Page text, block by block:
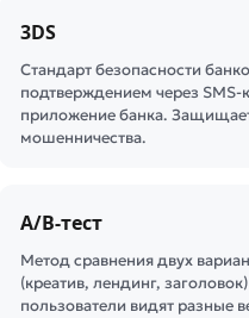
3DS
Стандарт безопасности
подтверждением через SMS-
приложение банка.
мошенничества.
A/B-тест
Метод сравнения двух
(креатив, лендинг,
пользователи видят разные